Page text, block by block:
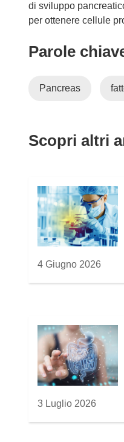
di sviluppo
per ottenere cellule
Parole
Pancreas
Scopri altri
4 Giugno 2026
3 Luglio 2026